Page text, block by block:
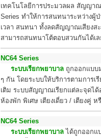
เทคโนโลยีการประมวลผล สัญญาณ
Series ทำให้การสนทนาระหว่างผู้
เวลา สนทนา ทั้งลดสัญญาณเสียงส
สามารถสนทนาโต้ตอบสวนกันได้เ
NC64 Series
ระบบเรียกพยาบาล ถูกออกแบบ
ๆ กัน โดยระบบให้บริการตามการ
เติม ระบบสัญญาณเรียกแต่ละจุดได้
ห้องพัก พิเศษ เตียงเดี่ยว / เตียงคู่ ห
NC64 Series
ระบบเรียกพยาบาล ได้ถูกออกแ